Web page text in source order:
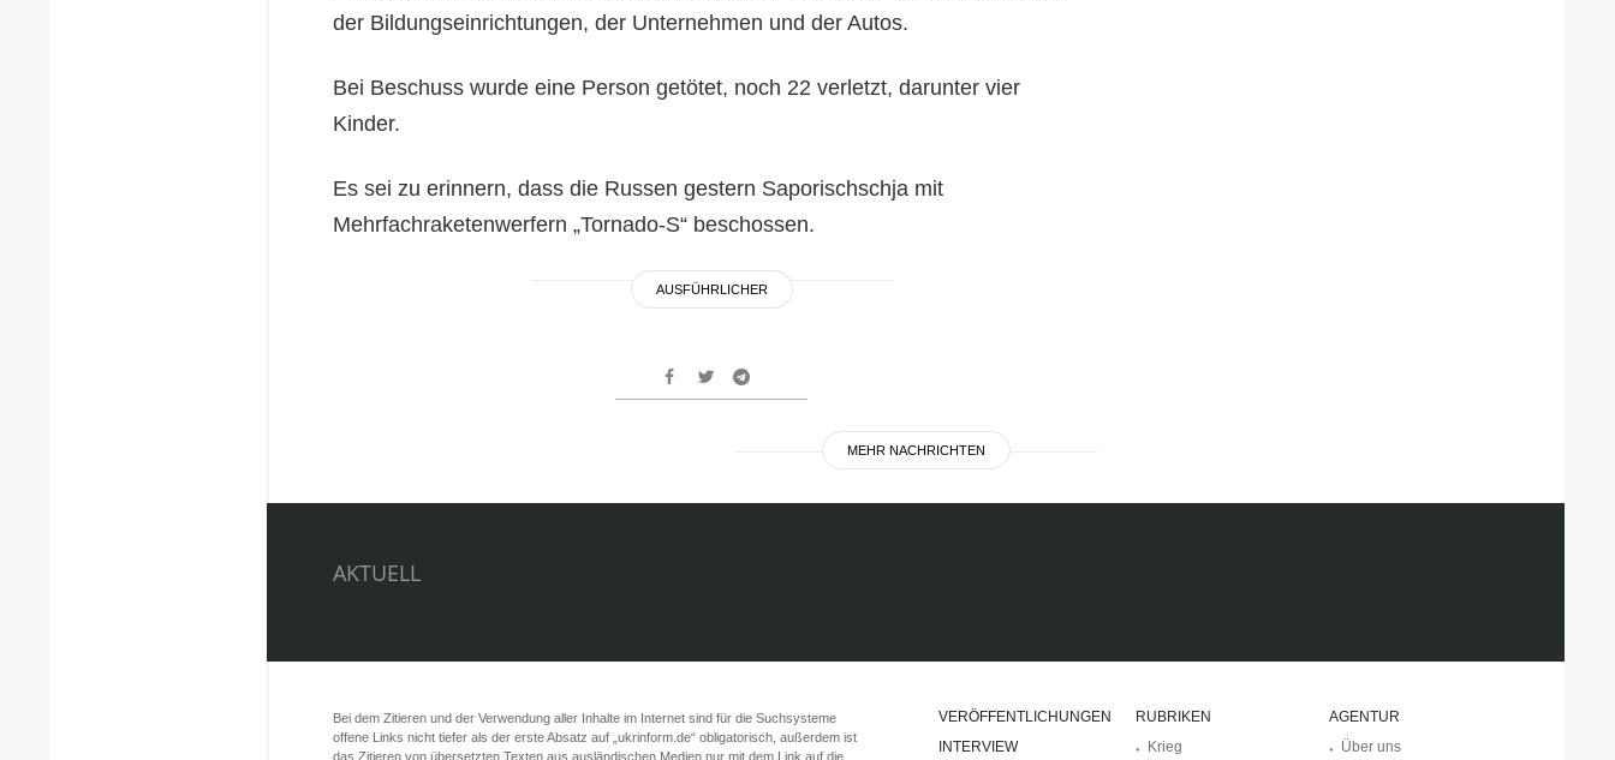
der Bildungseinrichtungen, der Unternehmen und der Autos.
Bei Beschuss wurde eine Person getötet, noch 22 verletzt, darunter vier
Kinder.
Es sei zu erinnern, dass die Russen gestern Saporischschja mit
Mehrfachraketenwerfern „Tornado-S“ beschossen.
AUSFÜHRLICHER
MEHR NACHRICHTEN
AKTUELL
RUBRIKEN
Krieg
AGENTUR
Über uns
VERÖFFENTLICHUNGEN
INTERVIEW
Bei dem Zitieren und der Verwendung aller Inhalte im Internet sind für die Suchsysteme
offene Links nicht tiefer als der erste Absatz auf „ukrinform.de“ obligatorisch, außerdem ist
das Zitieren von übersetzten Texten aus ausländischen Medien nur mit dem Link auf die